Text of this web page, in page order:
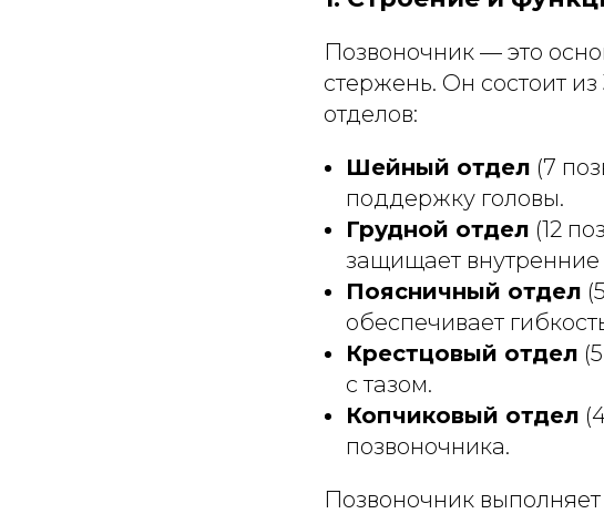
Позвоночник — это
стержень. Он состоит
отделов:
Шейный отдел (7
поддержку головы.
Грудной отдел (12
защищает внутренние
Поясничный отдел
обеспечивает
Крестцовый отдел
с тазом.
Копчиковый отдел
позвоночника.
Позвоночник